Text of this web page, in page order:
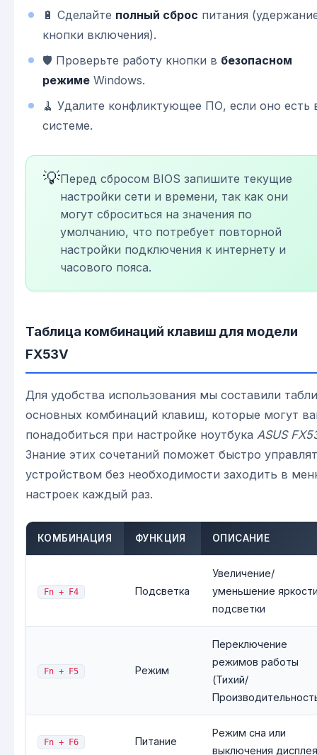
🔋 Сделайте полный сброс питания
кнопки включения).
🛡 Проверьте работу кнопки в безопасном
режиме Windows.
🧹 Удалите конфликтующее ПО, если оно есть
системе.
💡Перед сбросом BIOS запишите текущие
настройки сети и времени, так как они
могут сброситься на значения по
умолчанию, что потребует повторной
настройки подключения к интернету и
часового пояса.
Таблица комбинаций клавиш для модели
FX53V
Для удобства использования мы составили
основных комбинаций клавиш, которые могут
понадобиться при настройке ноутбука ASUS
Знание этих сочетаний поможет быстро
устройством без необходимости заходить в
настроек каждый раз.
КОМБИНАЦИЯ ФУНКЦИЯ ОПИСАНИЕ
Fn + F4 Подсветка
Увеличение/
уменьшение
подсветки
Fn + F5 Режим
Переключение
режимов работы
(Тихий/
Fn + F6 Питание
Режим сна или
выключения дисплея